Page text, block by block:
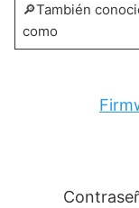
🔎También
como